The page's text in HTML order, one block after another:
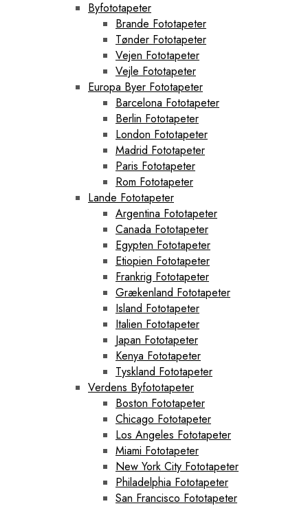
Byfototapeter
Brande Fototapeter
Tønder Fototapeter
Vejen Fototapeter
Vejle Fototapeter
Europa Byer Fototapeter
Barcelona Fototapeter
Berlin Fototapeter
London Fototapeter
Madrid Fototapeter
Paris Fototapeter
Rom Fototapeter
Lande Fototapeter
Argentina Fototapeter
Canada Fototapeter
Egypten Fototapeter
Etiopien Fototapeter
Frankrig Fototapeter
Grækenland Fototapeter
Island Fototapeter
Italien Fototapeter
Japan Fototapeter
Kenya Fototapeter
Tyskland Fototapeter
Verdens Byfototapeter
Boston Fototapeter
Chicago Fototapeter
Los Angeles Fototapeter
Miami Fototapeter
New York City Fototapeter
Philadelphia Fototapeter
San Francisco Fototapeter